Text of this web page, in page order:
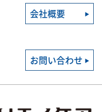
会社概要
お問い合わせ